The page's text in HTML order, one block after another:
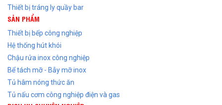
Thiết bị tráng ly quầy bar
SẢN PHẨM
Thiết bị bếp công nghiệp
Hệ thống hút khói
Chậu rửa inox công nghiệp
Bể tách mỡ - Bẫy mỡ inox
Tủ hâm nóng thức ăn
Tủ nấu cơm công nghiệp điện và gas